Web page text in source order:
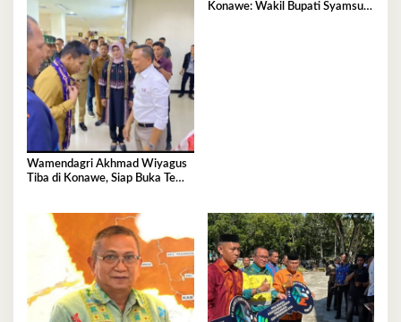
Wamendagri Akhmad Wiyagus
Tiba di Konawe, Siap Buka Temu
Konawe: Wakil Bupati Syamsul